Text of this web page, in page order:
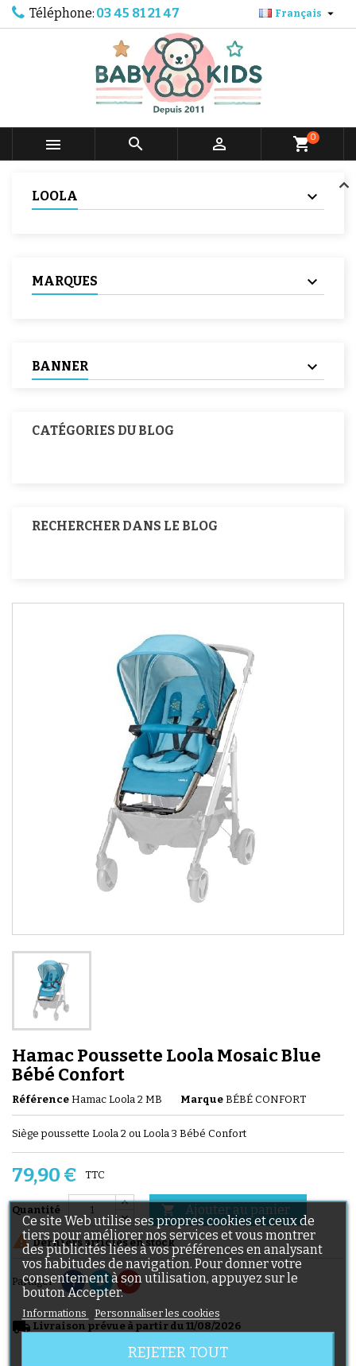
Téléphone: 03 45 81 21 47 Français 
   shopping_cart0
LOOLA
MARQUES
BANNER
CATÉGORIES DU BLOG
RECHERCHER DANS LE BLOG
Hamac Poussette Loola Mosaic Blue
Bébé Confort
Référence Hamac Loola 2 MB Marque BÉBÉ CONFORT
Siège poussette Loola 2 ou Loola 3 Bébé Confort
79,90 € TTC
Quantité  Ajouter au panier
Derniers articles en stock
Partager
local_shipping Livraison prévue à partir du 11/08/2026
Ce site Web utilise ses propres cookies et ceux de
tiers pour améliorer nos services et vous montrer
des publicités liées à vos préférences en analysant
vos habitudes de navigation. Pour donner votre
consentement à son utilisation, appuyez sur le
bouton Accepter.
Informations Personnaliser les cookies
REJETER TOUT